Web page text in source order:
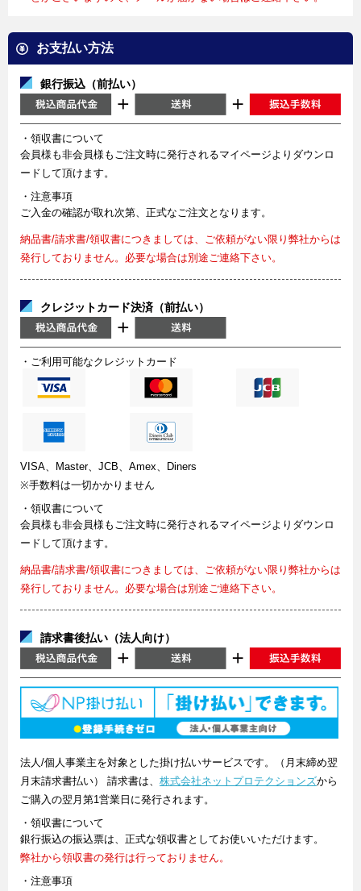
お支払い方法
銀行振込（前払い）
・領収書について
会員様も非会員様もご注文時に発行されるマイページよりダウンロ
ードして頂けます。
・注意事項
ご入金の確認が取れ次第、正式なご注文となります。
納品書/請求書/領収書につきましては、ご依頼がない限り弊社からは
発行しておりません。必要な場合は別途ご連絡下さい。
クレジットカード決済（前払い）
・ご利用可能なクレジットカード
VISA、Master、JCB、Amex、Diners
※手数料は一切かかりません
・領収書について
会員様も非会員様もご注文時に発行されるマイページよりダウンロ
ードして頂けます。
納品書/請求書/領収書につきましては、ご依頼がない限り弊社からは
発行しておりません。必要な場合は別途ご連絡下さい。
請求書後払い（法人向け）
法人/個人事業主を対象とした掛け払いサービスです。（月末締め翌
月末請求書払い） 請求書は、 株式会社ネットプロテクションズから
ご購入の翌月第1営業日に発行されます。
・領収書について
銀行振込の振込票は、正式な領収書としてお使いいただけます。
弊社から領収書の発行は行っておりません。
・注意事項